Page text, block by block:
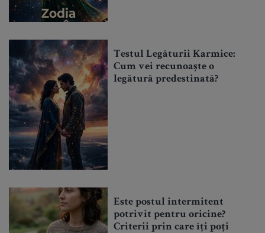
Testul Legăturii Karmice:
Cum vei recunoaște o
legătură predestinată?
Este postul intermitent
potrivit pentru oricine?
Criterii prin care îți poți